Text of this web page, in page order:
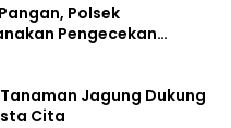
Polsek
Pengecekan
Jagung Dukung
Cita